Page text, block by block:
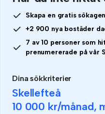
Skapa en gratis
+2 900 nya bostäder
7 av 10 personer som
prenumererade på vår
Dina sökkriterier
Skellefteå
10 000 kr/månad,